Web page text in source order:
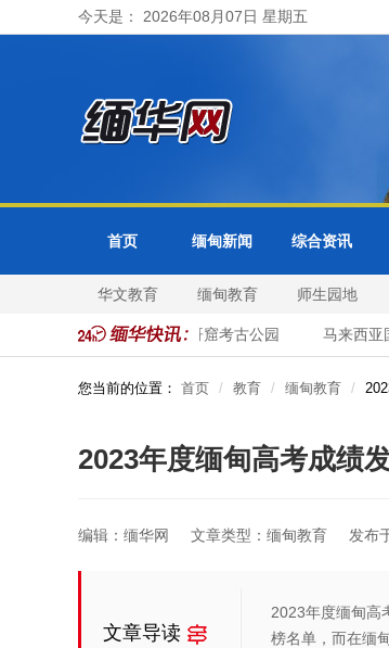
今天是： 2026年08月07日 星期五
首页 缅甸新闻 综合资讯
华文教育 缅甸教育 师生园地
头7个月内进入柬埔寨吴哥窟考古公园 马来西亚
您当前的位置： 首页 教育 缅甸教育
2023年度缅甸高考成绩
编辑：缅华网 文章类型：缅甸教育 发布
文章导读
2023年度缅甸高
榜名单，而在缅